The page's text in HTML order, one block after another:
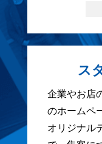
ス
企業やお店
のホームペ
オリジナル